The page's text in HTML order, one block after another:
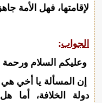
لإقامتها، فهل الأمة
الجواب:
وعليكم السلام ورحمة
إن المسألة يا أخي هي
دولة الخلافة، أما